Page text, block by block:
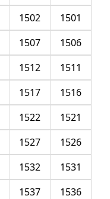
1501
1502
1506
1507
1511
1512
1516
1517
1521
1522
1526
1527
1531
1532
1536
1537